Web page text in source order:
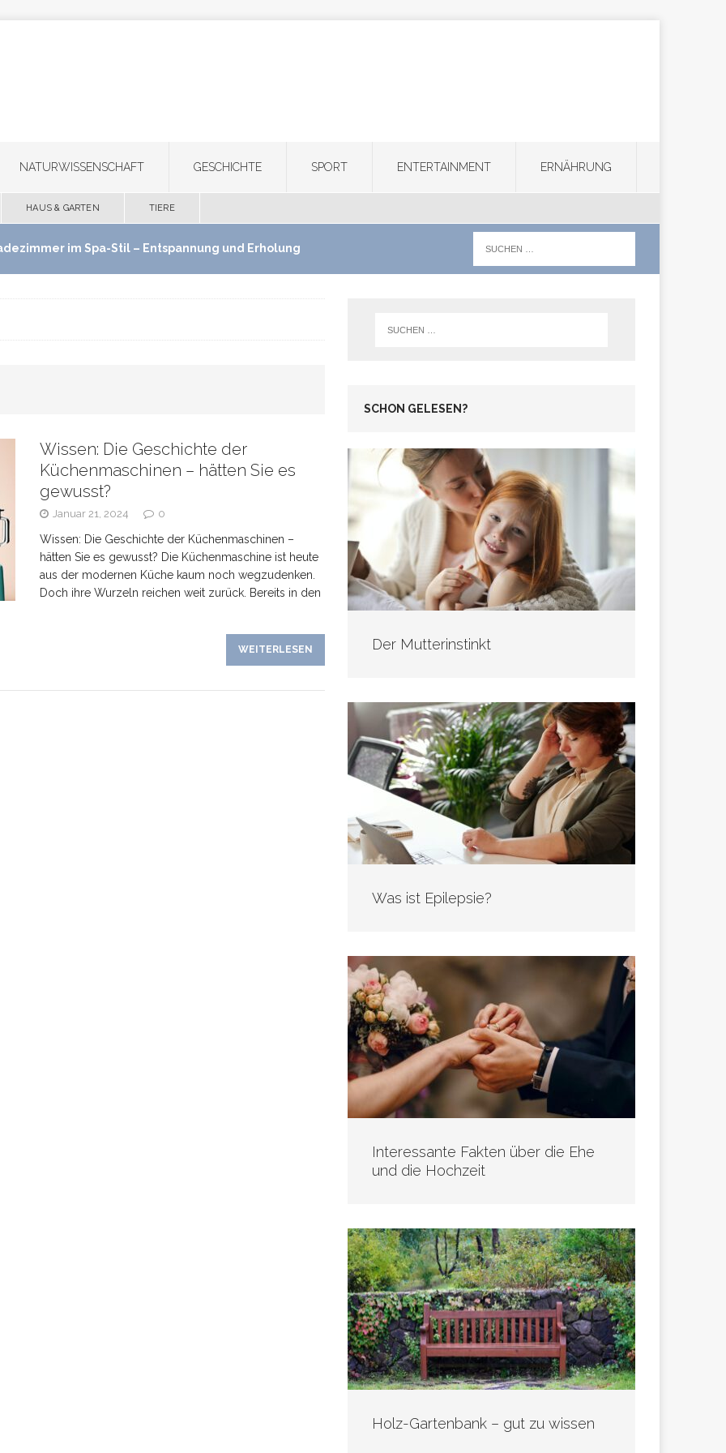
NATURWISSENSCHAFT GESCHICHTE SPORT ENTERTAINMENT ERNÄHRUNG
HAUS & GARTEN TIERE
im Spa-Stil – Entspannung und Erholung
schaffen HAUS & GARTEN
Banken verschweigen –
bei Tagesgeldangeboten richtig deuten
Marketing trifft Offline-Präsenz: Synergien
Wissen: Die Geschichte der
Küchenmaschinen – hätten Sie es
gewusst?
Januar 21, 2024 0
Wissen: Die Geschichte der Küchenmaschinen –
hätten Sie es gewusst? Die Küchenmaschine ist heute
aus der modernen Küche kaum noch wegzudenken.
Doch ihre Wurzeln reichen weit zurück. Bereits in den
WEITERLESEN
SCHON GELESEN?
Der Mutterinstinkt
Was ist Epilepsie?
Interessante Fakten über die Ehe
und die Hochzeit
Holz-Gartenbank – gut zu wissen